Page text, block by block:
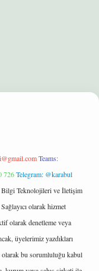
Teams:
726Telegram: @karabul
Bilgi Teknolojileri ve İletişim
olarak hizmet
olarak denetleme veya
üyelerimiz yazdıkları
bu sorumluluğu kabul